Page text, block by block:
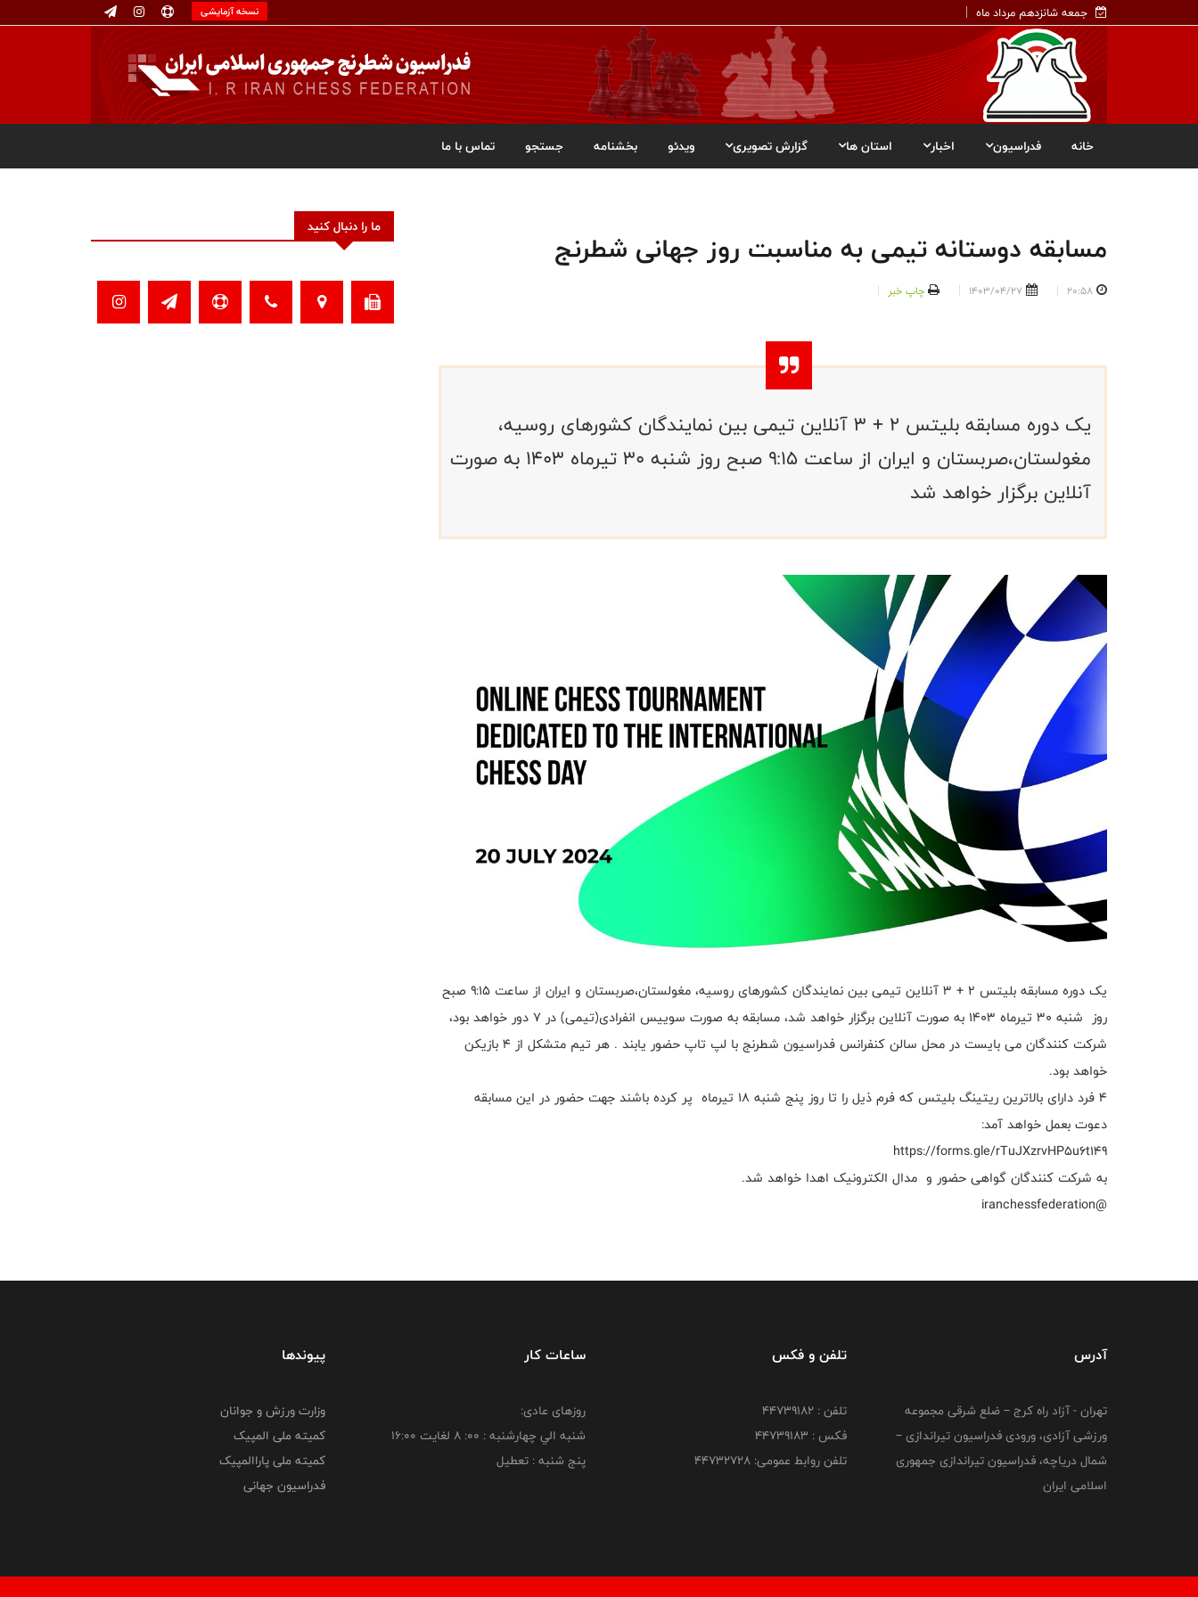
جمعه شانزدهم مرداد ماه نسخه آزمایشی
خانه فدراسیون اخبار استان ها گزارش تصویری ویدئو بخشنامه جستجو تماس با ما
مسابقه دوستانه تیمی به مناسبت روز جهانی شطرنج
20:58
1403/04/27 چاپ خبر
یک دوره مسابقه بلیتس ۲ + ۳ آنلاین تیمی بین نمایندگان کشورهای روسیه،
مغولستان،‌صربستان و ایران از ساعت ۹:۱۵ صبح روز شنبه ۳۰ تیرماه ۱۴۰۳ به صورت
آنلاین برگزار خواهد شد
یک دوره مسابقه بلیتس ۲ + ۳ آنلاین تیمی بین نمایندگان کشورهای روسیه، مغولستان،‌صربستان و ایران از ساعت ۹:۱۵ صبح
روز شنبه ۳۰ تیرماه ۱۴۰۳ به صورت آنلاین برگزار خواهد شد، مسابقه به صورت سوییس انفرادی(تیمی) در ۷ دور خواهد بود،
شرکت کنندگان می بایست در محل سالن کنفرانس فدراسیون شطرنج با لپ تاپ حضور یابند . هر تیم متشکل از ۴ بازیکن
خواهد بود.
۴ فرد دارای بالاترین ریتینگ بلیتس که فرم ذیل را تا روز پنج شنبه ۱۸ تیرماه پر کرده باشند جهت حضور در این مسابقه
دعوت بعمل خواهد آمد:
https://forms.gle/rTuJXzrvHP5u6t149
به شرکت کنندگان گواهی حضور و مدال الکترونیک اهدا خواهد شد.
@iranchessfederation
ما را دنبال کنید
آدرس
تهران - آزاد راه کرج – ضلع شرقی مجموعه
ورزشی آزادی، ورودی فدراسیون تیراندازی –
شمال دریاچه، فدراسیون تیراندازی جمهوری
اسلامی ایران
تلفن و فکس
تلفن : ۴۴۷۳۹۱۸۲
فکس : ۴۴۷۳۹۱۸3
تلفن روابط عمومی: ۴۴۷۳۲۷۲۸
ساعات کار
روزهای عادی:
شنبه الي چهارشنبه : 00: 8 لغايت 16:00
پنج شنبه : تعطیل
پیوندها
وزارت ورزش و جوانان
کمیته ملی المپیک
کمیته ملی پاراالمپیک
فدراسیون جهانی